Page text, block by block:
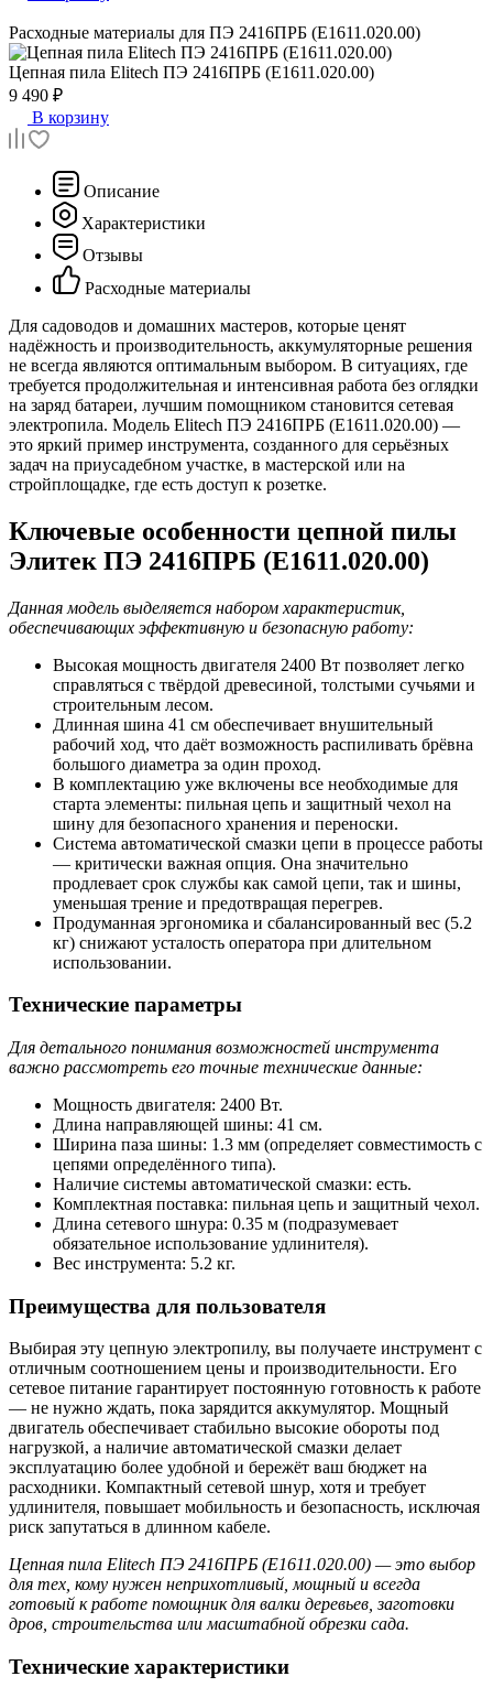
Расходные материалы для ПЭ 2416ПРБ (E1611.020.00)
Цепная пила Elitech ПЭ 2416ПРБ (E1611.020.00)
9 490 ₽
В корзину
Описание
Характеристики
Отзывы
Расходные материалы
Для садоводов и домашних мастеров, которые ценят
надёжность и производительность, аккумуляторные решения
не всегда являются оптимальным выбором. В ситуациях, где
требуется продолжительная и интенсивная работа без оглядки
на заряд батареи, лучшим помощником становится сетевая
электропила. Модель Elitech ПЭ 2416ПРБ (E1611.020.00) —
это яркий пример инструмента, созданного для серьёзных
задач на приусадебном участке, в мастерской или на
стройплощадке, где есть доступ к розетке.
Ключевые особенности цепной пилы
Элитек ПЭ 2416ПРБ (E1611.020.00)
Данная модель выделяется набором характеристик,
обеспечивающих эффективную и безопасную работу:
Высокая мощность двигателя 2400 Вт позволяет легко
справляться с твёрдой древесиной, толстыми сучьями и
строительным лесом.
Длинная шина 41 см обеспечивает внушительный
рабочий ход, что даёт возможность распиливать брёвна
большого диаметра за один проход.
В комплектацию уже включены все необходимые для
старта элементы: пильная цепь и защитный чехол на
шину для безопасного хранения и переноски.
Система автоматической смазки цепи в процессе работы
— критически важная опция. Она значительно
продлевает срок службы как самой цепи, так и шины,
уменьшая трение и предотвращая перегрев.
Продуманная эргономика и сбалансированный вес (5.2
кг) снижают усталость оператора при длительном
использовании.
Технические параметры
Для детального понимания возможностей инструмента
важно рассмотреть его точные технические данные:
Мощность двигателя: 2400 Вт.
Длина направляющей шины: 41 см.
Ширина паза шины: 1.3 мм (определяет совместимость с
цепями определённого типа).
Наличие системы автоматической смазки: есть.
Комплектная поставка: пильная цепь и защитный чехол.
Длина сетевого шнура: 0.35 м (подразумевает
обязательное использование удлинителя).
Вес инструмента: 5.2 кг.
Преимущества для пользователя
Выбирая эту цепную электропилу, вы получаете инструмент с
отличным соотношением цены и производительности. Его
сетевое питание гарантирует постоянную готовность к работе
— не нужно ждать, пока зарядится аккумулятор. Мощный
двигатель обеспечивает стабильно высокие обороты под
нагрузкой, а наличие автоматической смазки делает
эксплуатацию более удобной и бережёт ваш бюджет на
расходники. Компактный сетевой шнур, хотя и требует
удлинителя, повышает мобильность и безопасность, исключая
риск запутаться в длинном кабеле.
Цепная пила Elitech ПЭ 2416ПРБ (E1611.020.00) — это выбор
для тех, кому нужен неприхотливый, мощный и всегда
готовый к работе помощник для валки деревьев, заготовки
дров, строительства или масштабной обрезки сада.
Технические характеристики